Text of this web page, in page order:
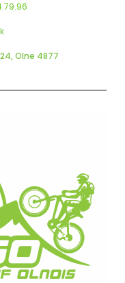
Olne 4877